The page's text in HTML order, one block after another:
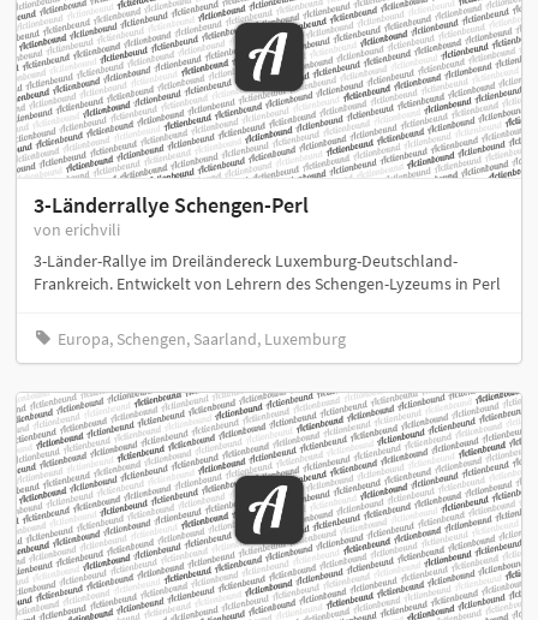
3-Länderrallye Schengen-Perl
von erichvili
3-Länder-Rallye im Dreiländereck Luxemburg-Deutschland-
Frankreich. Entwickelt von Lehrern des Schengen-Lyzeums in Perl
Europa, Schengen, Saarland, Luxemburg